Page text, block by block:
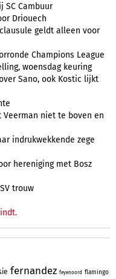
SC Cambuur
Driouech
geldt alleen voor
Champions League
woensdag keuring
Sano, ook Kostic lijkt
Veerman niet te boven en
indrukwekkende zege
hereniging met Bosz
trouw
fernandez feyenoord flamingo